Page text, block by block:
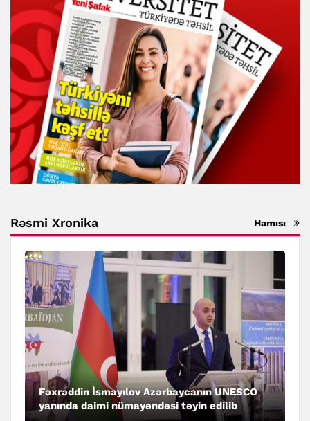
Rəsmi Xronika Hamısı
Fəxrəddin İsmayılov Azərbaycanın UNESCO
yanında daimi nümayəndəsi təyin edilib